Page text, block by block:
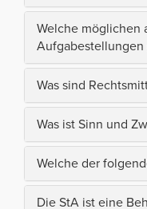
Welche möglichen
Aufgabestellungen
Was sind
Was ist Sinn und
Welche der
Die StA ist eine